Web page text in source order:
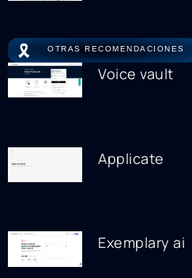
🎗️ OTRAS RECOMENDACIONES
Voice vault
Applicate
Exemplary ai